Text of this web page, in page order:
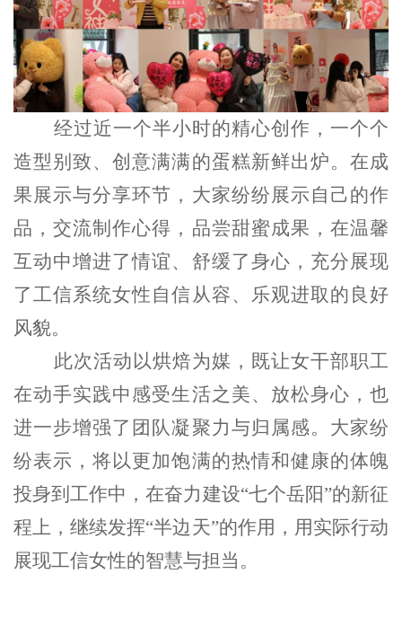
经过近一个半小时的精心创作，一个个
造型别致、创意满满的蛋糕新鲜出炉。在成
果展示与分享环节，大家纷纷展示自己的作
品，交流制作心得，品尝甜蜜成果，在温馨
互动中增进了情谊、舒缓了身心，充分展现
了工信系统女性自信从容、乐观进取的良好
风貌。
此次活动以烘焙为媒，既让女干部职工
在动手实践中感受生活之美、放松身心，也
进一步增强了团队凝聚力与归属感。 大家纷
纷表示，将以更加饱满的热情和健康的体魄
投身到工作中，在奋力建设“七个岳阳”的新征
程上，继续发挥“半边天”的作用，用实际行动
展现工信女性的智慧与担当。